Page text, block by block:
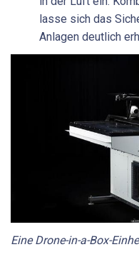
lasse sich das
Anlagen deutlich
Eine Drone-in-a-Box-